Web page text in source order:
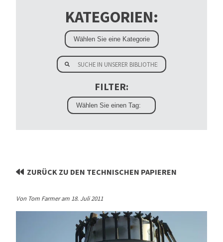
KATEGORIEN:
FILTER:
ZURÜCK ZU DEN TECHNISCHEN PAPIEREN
Von Tom Farmer am 18. Juli 2011